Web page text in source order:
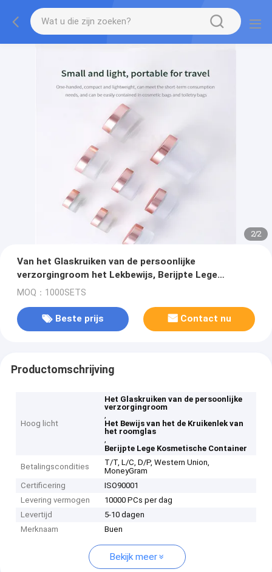
2/2
Van het Glaskruiken van de persoonlijke
verzorgingroom het Lekbewijs, Berijpte Lege
Kosmetische Container
MOQ：1000SETS
Beste prijs Contact nu
Productomschrijving
Hoog licht
Het Glaskruiken van de persoonlijke
verzorgingroom
,
Het Bewijs van het de Kruikenlek van
het roomglas
,
Berijpte Lege Kosmetische Container
Betalingscondities
T/T, L/C, D/P, Western Union,
MoneyGram
Certificering
ISO90001
Levering vermogen
10000 PCs per dag
Levertijd
5-10 dagen
Merknaam
Buen
Bekijk meer